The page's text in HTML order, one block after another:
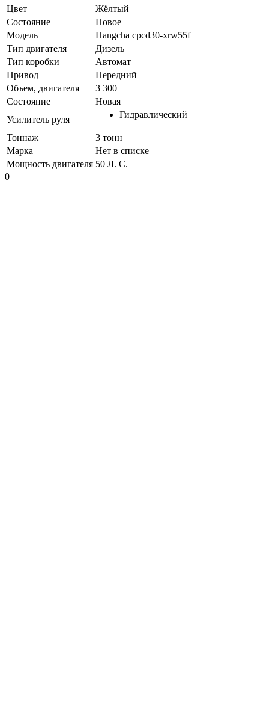
Цвет
Жёлтый
Состояние
Новое
Модель
Hangcha cpcd30-xrw55f
Тип двигателя
Дизель
Тип коробки
Автомат
Привод
Передний
Объем, двигателя
3 300
Состояние
Новая
Усилитель руля
Гидравлический
Тоннаж
3 тонн
Марка
Нет в списке
Мощность двигателя 50 Л. С.
0